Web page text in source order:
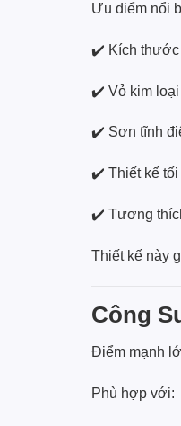
Ưu điểm nổi
✔️ Kích thước
✔️ Vỏ kim loại
✔️ Sơn tĩnh
✔️ Thiết kế tối
✔️ Tương
Thiết kế này
Công
Điểm mạnh
Phù hợp với: